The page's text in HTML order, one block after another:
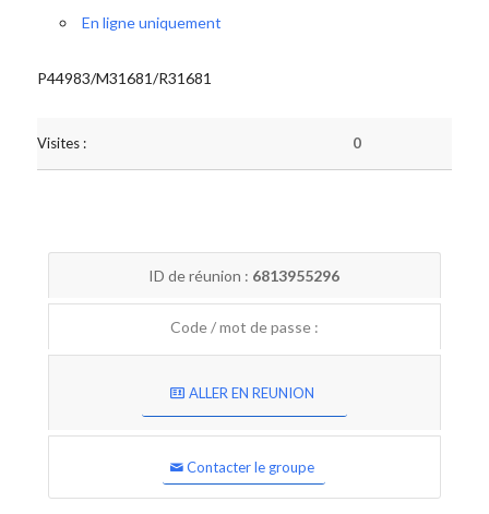
En ligne uniquement
P44983/M31681/R31681
Visites : 0
ID de réunion : 6813955296
Code / mot de passe :
ALLER EN REUNION
Contacter le groupe